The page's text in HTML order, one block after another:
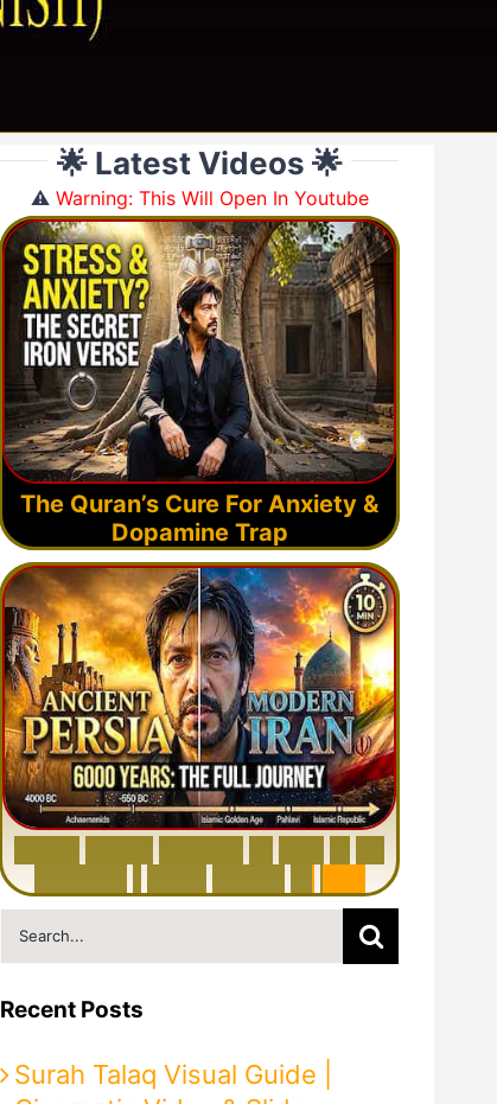
🌟 Latest Videos 🌟
⚠️Warning: This Will Open In Youtube
The Quran’s Cure For Anxiety &
Dopamine Trap
Search
for:
Recent Posts
Surah Talaq Visual Guide |